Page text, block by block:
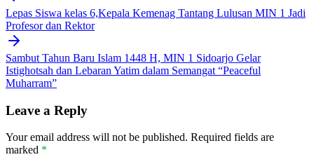
navigation
Lepas Siswa kelas 6,Kepala Kemenag Tantang Lulusan MIN 1 Jadi
Profesor dan Rektor
Sambut Tahun Baru Islam 1448 H, MIN 1 Sidoarjo Gelar
Istighotsah dan Lebaran Yatim dalam Semangat “Peaceful
Muharram”
Leave a Reply
Your email address will not be published. Required fields are
marked *